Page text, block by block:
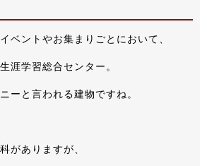
ベントやお集まりごとにおいて、
涯学習総合センター。
ーと言われる建物ですね。
がありますが、